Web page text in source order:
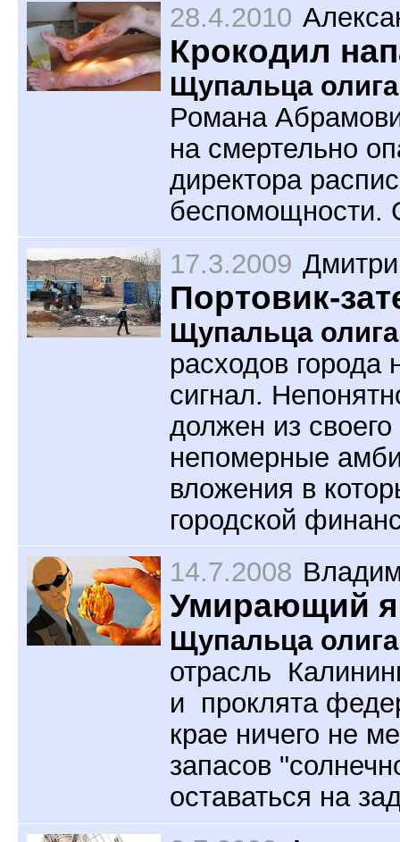
28.4.2010
Крокодил
Щупальца
Романа
на смертельно
директора
беспомощности.
17.3.2009
Портовик-
Щупальца
расходов
сигнал.
должен из
непомерные
вложения в
городской
14.7.2008
Умирающий
Щупальца
отрасль
и проклята
крае ничего не
запасов
оставаться на